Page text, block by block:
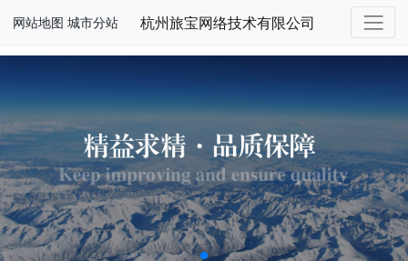
网站地图 城市分站 杭州旅宝网络技术有限公司